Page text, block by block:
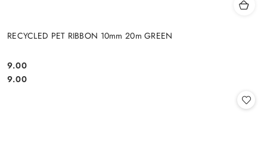
RECYCLED PET RIBBON 10mm 20m GREEN
Cena:
9.00
Cena:
9.00